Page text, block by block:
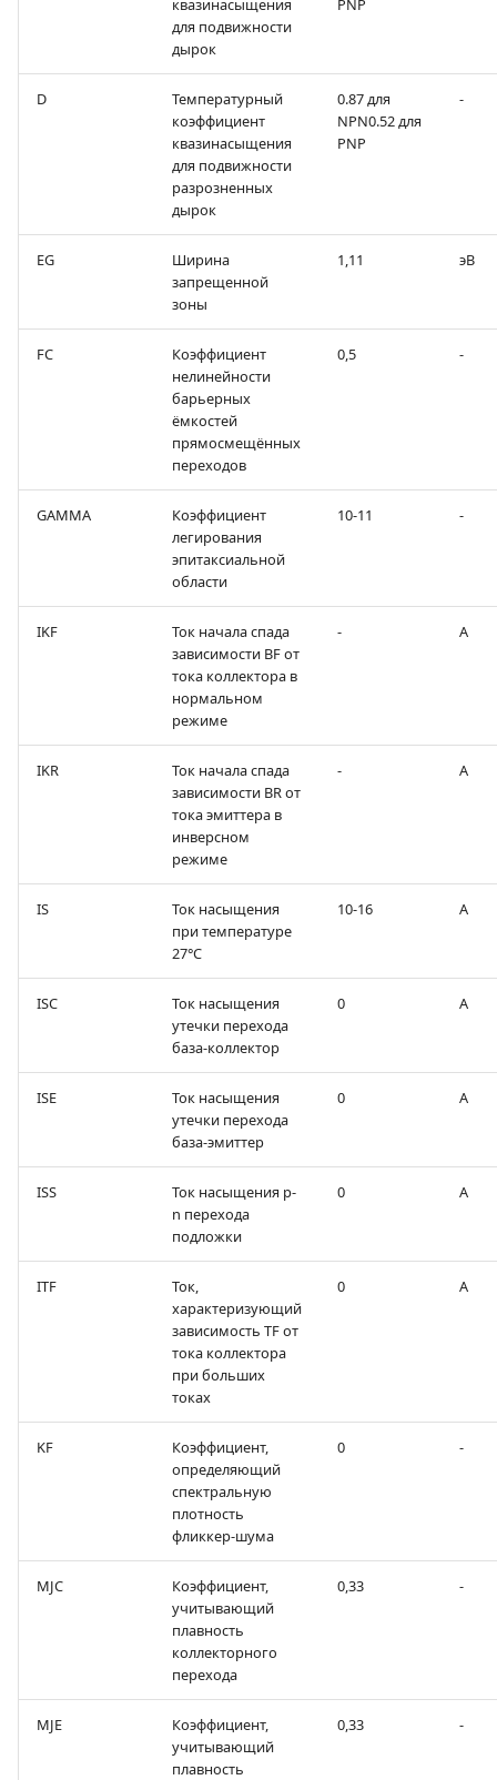
квазинасыщения
для подвижности
дырок
PNP
D
Температурный
коэффициент
квазинасыщения
для подвижности
разрозненных
дырок
0.87 для
NPN0.52 для
PNP
-
EG
Ширина
запрещенной
зоны
1,11 эВ
FC
Коэффициент
нелинейности
барьерных
ёмкостей
прямосмещённых
переходов
0,5 -
GAMMA
Коэффициент
легирования
эпитаксиальной
области
10-11 -
IKF
Ток начала спада
зависимости BF oт
тока коллектора в
нормальном
режиме
- А
IKR
Ток начала спада
зависимости BR от
тока эмиттера в
инверсном
режиме
- А
IS
Ток насыщения
при температуре
27°С
10-16 А
ISC
Ток насыщения
утечки перехода
база-коллектор
0 А
ISE
Ток насыщения
утечки перехода
база-эмиттер
0 А
ISS
Ток насыщения p-
n перехода
подложки
0 А
ITF
Ток,
характеризующий
зависимость ТF от
тока коллектора
при больших
токах
0 А
KF
Коэффициент,
определяющий
спектральную
плотность
фликкер-шума
0 -
MJC
Коэффициент,
учитывающий
плавность
коллекторного
перехода
0,33 -
MJE
Коэффициент,
учитывающий
плавность
0,33 -